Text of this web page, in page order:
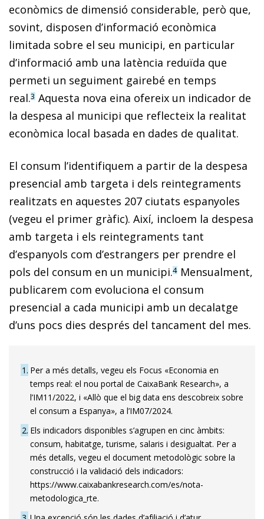
econòmics de dimensió considerable, però que,
sovint, disposen d’informació econòmica
limitada sobre el seu municipi, en particular
d’informació amb una latència reduïda que
permeti un seguiment gairebé en temps
real.3 Aquesta nova eina ofereix un indicador de
la despesa al municipi que reflecteix la realitat
econòmica local basada en dades de qualitat.
El consum l’identifiquem a partir de la despesa
presen­cial amb targeta i dels reintegraments
realitzats en aquestes 207 ciutats espanyoles
(vegeu el primer gràfic). Així, incloem la despesa
amb targeta i els reintegraments tant
d’espanyols com d’estrangers per prendre el
pols del consum en un municipi.4 Mensualment,
publicarem com evoluciona el consum
presencial a cada municipi amb un decalatge
d’uns pocs dies després del tancament del mes.
1 Per a més detalls, vegeu els Focus «Economia en
temps real: el nou portal de CaixaBank Research», a
l’IM11/2022, i «Allò que el big data ens descobreix sobre
el consum a Espanya», a l’IM07/2024.
2 Els indicadors disponibles s’agrupen en cinc àmbits:
consum, habitatge, turisme, salaris i desigualtat. Per a
més detalls, vegeu el document metodològic sobre la
construcció i la validació dels indicadors:
https://www.caixabankresearch.com/es/nota-
metodologica_rte.